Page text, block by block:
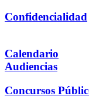
Confidencialidad
Calendario
Audiencias
Concursos